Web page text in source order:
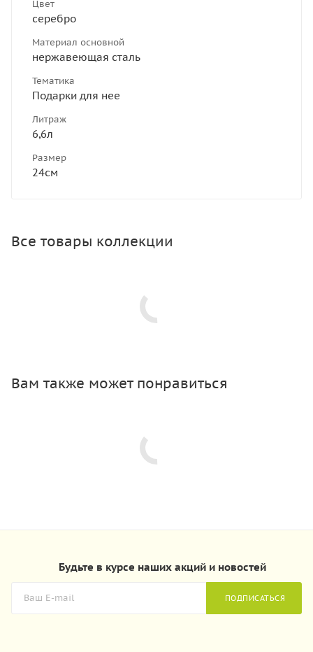
Цвет
серебро
Материал основной
нержавеющая сталь
Тематика
Подарки для нее
Литраж
6,6л
Размер
24см
Все товары коллекции
Вам также может понравиться
Будьте в курсе наших акций и новостей
ПОДПИСАТЬСЯ